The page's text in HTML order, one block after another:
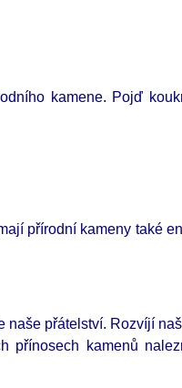
kamene. Pojď
přírodní kameny také
přátelství. Rozvíjí
přínosech kamenů